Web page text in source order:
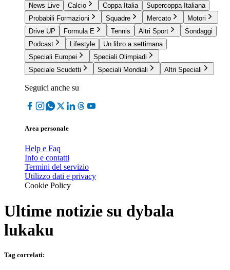
News Live
Calcio Coppa Italia
Supercoppa Italiana
Probabili Formazioni
Squadre Mercato
Motori
Drive UP
Formula E Tennis Altri Sport
Sondaggi
Podcast
Lifestyle
Un libro a settimana
Speciali Europei
Speciali Olimpiadi
Speciale Scudetti
Speciali Mondiali Altri Speciali
Seguici anche su
Area personale
Help e Faq
Info e contatti
Termini del servizio
Utilizzo dati e privacy
Cookie Policy
Ultime notizie su dybala
lukaku
Tag correlati: